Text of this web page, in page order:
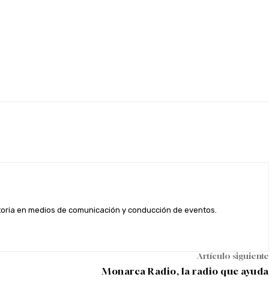
en medios de comunicación y conducción de eventos.
Artículo siguiente
Monarca Radio, la radio que ayuda